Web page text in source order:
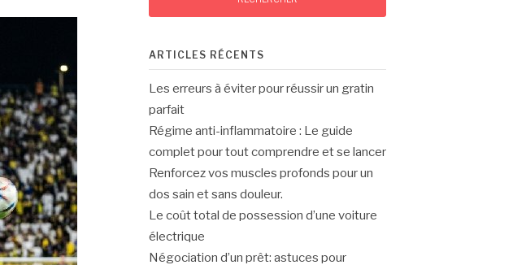
ARTICLES RÉCENTS
Les erreurs à éviter pour réussir un gratin
parfait
Régime anti-inflammatoire : Le guide
complet pour tout comprendre et se lancer
Renforcez vos muscles profonds pour un
dos sain et sans douleur.
Le coût total de possession d’une voiture
électrique
Négociation d’un prêt: astuces pour